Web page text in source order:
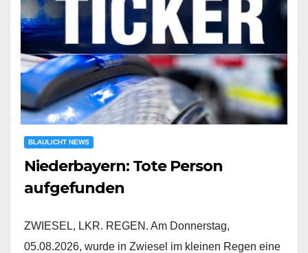
BLAULICHT NEWS
Niederbayern: Tote Person
aufgefunden
ZWIESEL, LKR. REGEN. Am Donnerstag,
05.08.2026, wurde in Zwiesel im kleinen Regen eine